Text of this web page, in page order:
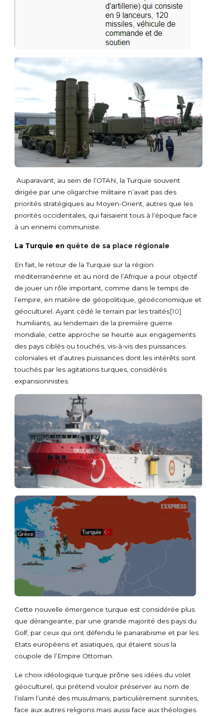
Auparavant, au sein de l’OTAN, la Turquie souvent
dirigée par une oligarchie militaire n’avait pas des
priorités stratégiques au Moyen-Orient, autres que les
priorités occidentales, qui faisaient tous à l’époque face
à un ennemi communiste.
La Turquie en quête de sa place régionale
En fait, le retour de la Turquie sur la région
méditerranéenne et au nord de l’Afrique a pour objectif
de jouer un rôle important, comme dans le temps de
l’empire, en matière de géopolitique, géoéconomique et
géoculturel. Ayant cédé le terrain par les traités[10]
humiliants, au lendemain de la première guerre
mondiale, cette approche se heurte aux engagements
des pays ciblés ou touchés, vis-à-vis des puissances
coloniales et d’autres puissances dont les intérêts sont
touchés par les agitations turques, considérés
expansionnistes.
Cette nouvelle émergence turque est considérée plus
que dérangeante, par une grande majorité des pays du
Golf, par ceux qui ont défendu le panarabisme et par les
Etats européens et asiatiques, qui étaient sous la
coupole de l’Empire Ottoman.
Le choix idéologique turque prône ses idées du volet
géoculturel, qui prétend vouloir préserver au nom de
l’islam l’unité des musulmans, particulièrement sunnites,
face aux autres religions mais aussi face aux théologies